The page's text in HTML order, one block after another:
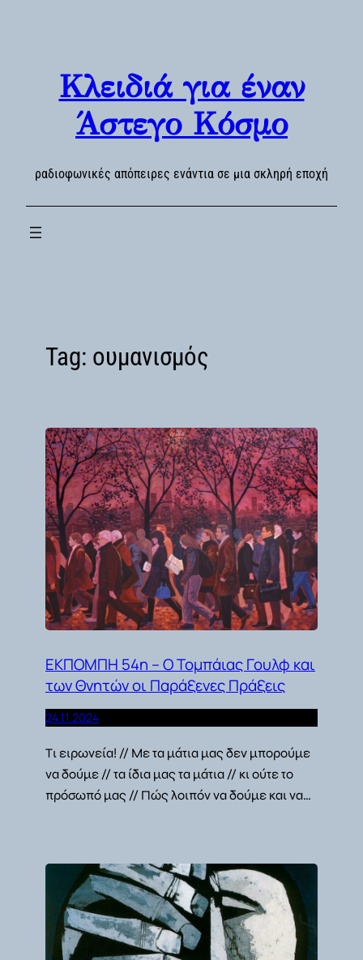
Κλειδιά για έναν
Άστεγο Κόσμο
ραδιοφωνικές απόπειρες ενάντια σε μια σκληρή εποχή
Tag: ουμανισμός
ΕΚΠΟΜΠΗ 54η – Ο Τομπάιας Γουλφ και
των Θνητών οι Παράξενες Πράξεις
24.11.2024
Τι ειρωνεία! // Με τα μάτια μας δεν μπορούμε
να δούμε // τα ίδια μας τα μάτια // κι ούτε το
πρόσωπό μας // Πώς λοιπόν να δούμε και να…